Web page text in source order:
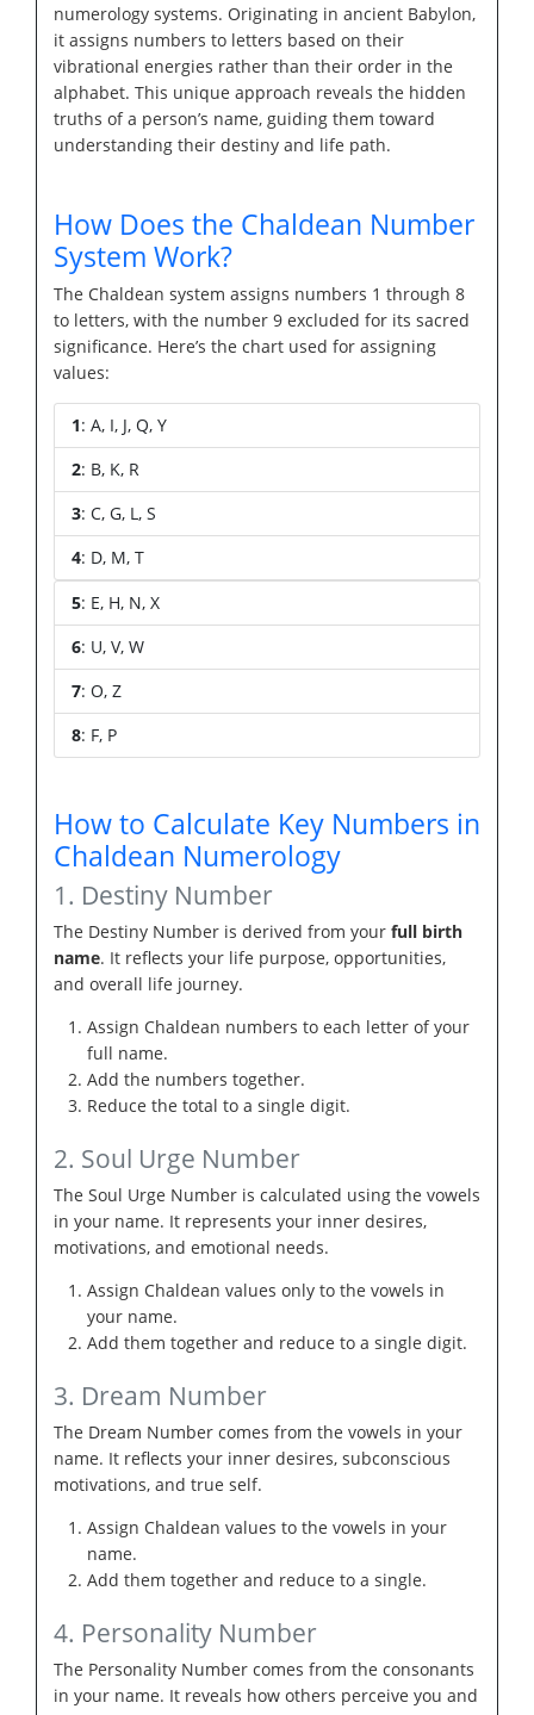
numerology systems. Originating in ancient Babylon,
it assigns numbers to letters based on their
vibrational energies rather than their order in the
alphabet. This unique approach reveals the hidden
truths of a person’s name, guiding them toward
understanding their destiny and life path.
How Does the Chaldean Number
System Work?
The Chaldean system assigns numbers 1 through 8
to letters, with the number 9 excluded for its sacred
significance. Here’s the chart used for assigning
values:
1: A, I, J, Q, Y
2: B, K, R
3: C, G, L, S
4: D, M, T
5: E, H, N, X
6: U, V, W
7: O, Z
8: F, P
How to Calculate Key Numbers in
Chaldean Numerology
1. Destiny Number
The Destiny Number is derived from your full birth
name. It reflects your life purpose, opportunities,
and overall life journey.
Assign Chaldean numbers to each letter of your
full name.
Add the numbers together.
Reduce the total to a single digit.
2. Soul Urge Number
The Soul Urge Number is calculated using the vowels
in your name. It represents your inner desires,
motivations, and emotional needs.
Assign Chaldean values only to the vowels in
your name.
Add them together and reduce to a single digit.
3. Dream Number
The Dream Number comes from the vowels in your
name. It reflects your inner desires, subconscious
motivations, and true self.
Assign Chaldean values to the vowels in your
name.
Add them together and reduce to a single.
4. Personality Number
The Personality Number comes from the consonants
in your name. It reveals how others perceive you and